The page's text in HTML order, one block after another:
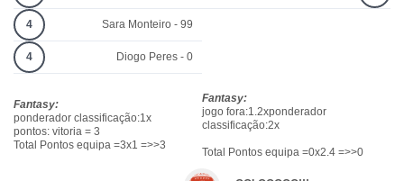
4 Sara Monteiro - 99
4 Diogo Peres - 0
Fantasy:
ponderador classificação:1x
pontos: vitoria = 3
Total Pontos equipa =3x1 =>>3
Fantasy:
jogo fora:1.2xponderador
classificação:2x
Total Pontos equipa =0x2.4 =>>0